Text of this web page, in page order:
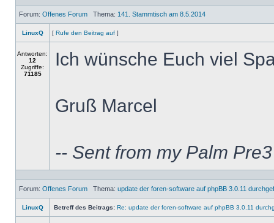
Forum: Offenes Forum Thema: 141. Stammtisch am 8.5.2014
LinuxQ [ Rufe den Beitrag auf ]
Antworten:
12
Zugriffe:
71185
Ich wünsche Euch viel
Gruß Marcel
-- Sent from my Palm
Forum: Offenes Forum Thema: update der foren-software auf phpBB 3.0.11
LinuxQ Betreff des Beitrags: Re: update der foren-software auf phpBB 3.0.11